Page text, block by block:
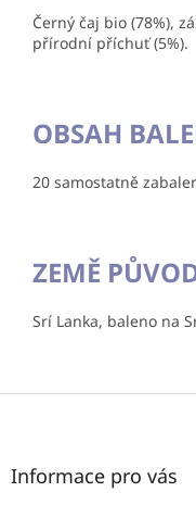
Černý čaj bio (78%),
přírodní příchuť (5%).
OBSAH
20 samostatně
ZEMĚ
Srí Lanka, baleno na
Z
Informace pro vás